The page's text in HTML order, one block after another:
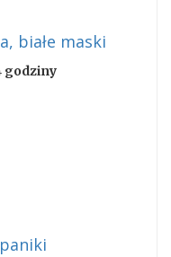
białe maski
godziny